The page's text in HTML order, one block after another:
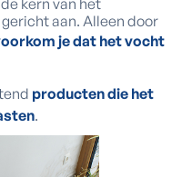
kern van het
aan. Alleen door
je dat het vocht
producten die het
.